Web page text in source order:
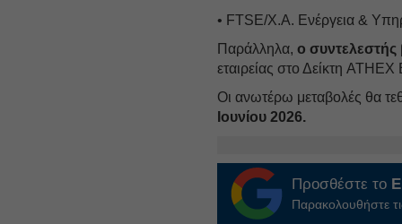
• FTSE/X.A. Ενέργεια &
Παράλληλα,ο συντελεστής
εταιρείας στο Δείκτη
Οι ανωτέρω μεταβολές θα
Ιουνίου 2026.
Προσθέστε το
Παρακολουθήστε